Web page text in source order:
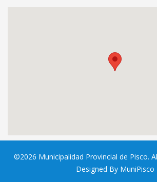
©2026 Municipalidad Provincial de Pisco.
Designed By MuniPisco